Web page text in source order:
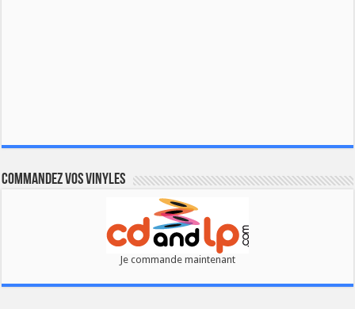
Commandez vos vinyles
Je commande maintenant